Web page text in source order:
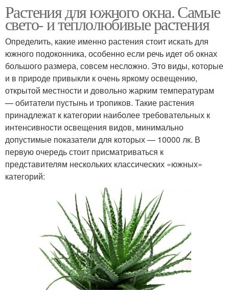
Растения для южного окна. Самые
свето- и теплолюбивые растения
Определить, какие именно растения стоит искать для
южного подоконника, особенно если речь идет об окнах
большого размера, совсем несложно. Это виды, которые
и в природе привыкли к очень яркому освещению,
открытой местности и довольно жарким температурам
— обитатели пустынь и тропиков. Такие растения
принадлежат к категории наиболее требовательных к
интенсивности освещения видов, минимально
допустимые показатели для которых — 10000 лк. В
первую очередь стоит присматриваться к
представителям нескольких классических «южных»
категорий: